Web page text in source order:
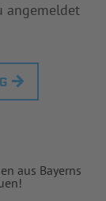
angemeldet
aus Bayerns